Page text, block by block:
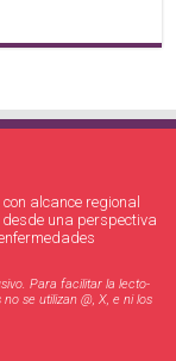
alcance regional
una perspectiva
Para facilitar la lecto-
se utilizan @, X, e ni los